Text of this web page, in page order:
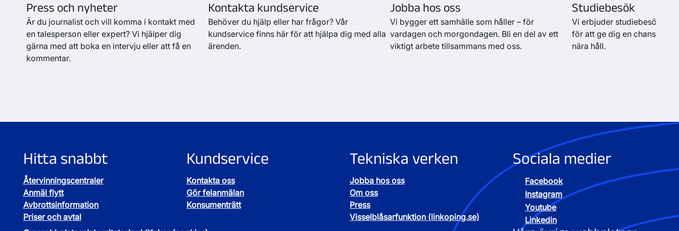
Press och nyheter
Är du journalist och vill komma i kontakt med
en talesperson eller expert? Vi hjälper dig
gärna med att boka en intervju eller att få en
kommentar.
Kontakta kundservice
Behöver du hjälp eller har frågor? Vår
kundservice finns här för att hjälpa dig med alla
ärenden.
Jobba hos oss
Vi bygger ett samhälle som håller – för
vardagen och morgondagen. Bli en del av ett
viktigt arbete tillsammans med oss.
Studiebesök
Vi erbjuder studiebesök på
för att ge dig en chans att
nära håll.
Hitta snabbt
Återvinningscentraler
Anmäl flytt
Avbrottsinformation
Priser och avtal
Kundservice
Kontakta oss
Gör felanmälan
Konsumenträtt
Tekniska verken
Jobba hos oss
Om oss
Press
Visselblåsarfunktion (linkoping.se)
Sociala medier
Facebook
Instagram
Youtube
Linkedin